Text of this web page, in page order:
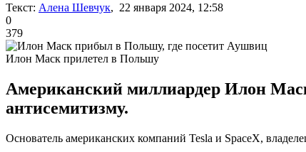
Текст: Алена Шевчук, 22 января 2024, 12:58
0
379
Илон Маск прилетел в Польшу
Американский миллиардер Илон
антисемитизму.
Основатель американских компаний Tesla и SpaceX,